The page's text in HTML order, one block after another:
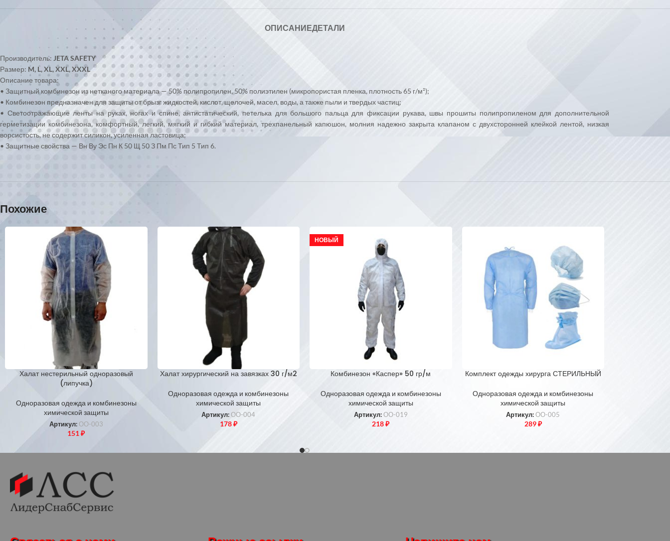
ОПИСАНИЕДЕТАЛИ
Производитель: JETA SAFETY
Размер: M, L, XL, XXL, XXXL
Описание товара:
• Защитный комбинезон из нетканого материала — 50% полипропилен, 50% полиэтилен (микропористая пленка, плотность 65 г/м²);
• Комбинезон предназначен для защиты от брызг жидкостей, кислот, щелочей, масел, воды, а также пыли и твердых частиц;
• Светоотражающие ленты на руках, ногах и спине, антистатичеcкий, петелька для большого пальца для фиксации рукава, швы прошиты полипропиленом для дополнительной
герметизации комбинезона, комфортный, легкий, мягкий и гибкий материал, трехпанельный капюшон, молния надежно закрыта клапаном с двухсторонней клейкой лентой, низкая
ворсистость, не содержит силикон, усиленная ластовица;
• Защитные свойства — Вн Ву Эс Пн К 50 Щ 50 З Пм Пс Тип 5 Тип 6.
Похожие
Халат нестерильный одноразовый
(липучка)
Одноразовая одежда и комбинезоны
химической защиты
Артикул: ОО-003
151₽
Халат хирургический на завязках 30 г/м2
Одноразовая одежда и комбинезоны
химической защиты
Артикул:ОО-004
178₽
НОВЫЙ
Комбинезон «Каспер» 50 гр/м
Одноразовая одежда и комбинезоны
химической защиты
Артикул: ОО-019
218₽
Комплект одежды хирурга СТЕРИЛЬНЫЙ
Одноразовая одежда и комбинезоны
химической защиты
Артикул:ОО-005
289₽